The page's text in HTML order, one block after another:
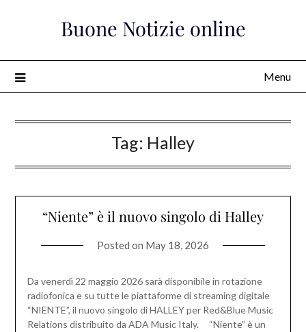
Buone Notizie online
Menu
Tag: Halley
“Niente” è il nuovo singolo di Halley
Posted on May 18, 2026
Da venerdì 22 maggio 2026 sarà disponibile in rotazione
radiofonica e su tutte le piattaforme di streaming digitale
“NIENTE”, il nuovo singolo di HALLEY per Red&Blue Music
Relations distribuito da ADA Music Italy. “Niente” è un